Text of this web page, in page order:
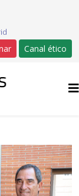
Canal ético